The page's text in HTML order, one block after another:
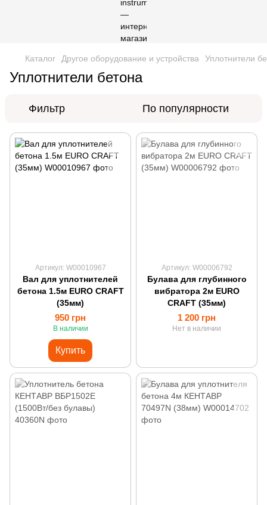
Каталог Другое оборудование и устройства Уплотнители
Уплотнители бетона
Фильтр По популярности
Артикул: W00010967
Вал для уплотнителей
бетона 1.5м EURO CRAFT
(35мм)
950 грн
В наличии
Купить
Артикул: W00006792
Булава для глубинного
вибратора 2м EURO
CRAFT (35мм)
1 200 грн
Нет в наличии